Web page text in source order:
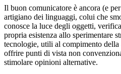
Il buon comunicatore è ancora (e
artigiano dei linguaggi, colui che
conosce la luce degli oggetti,
propria esistenza allo sperimentare
tecnologie, utili al compimento della
offrire punti di vista non
stimolare opinioni alternative.